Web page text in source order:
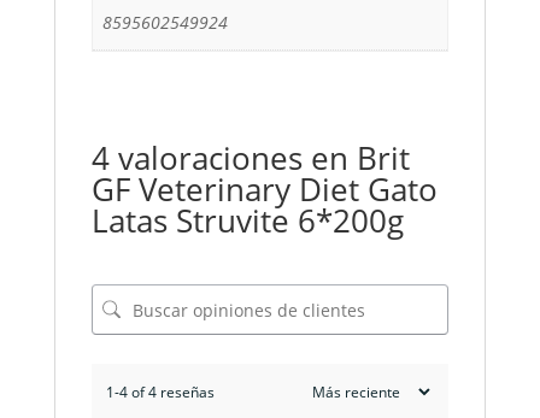
8595602549924
4 valoraciones en Brit
GF Veterinary Diet Gato
Latas Struvite 6*200g
1-4 of 4 reseñas